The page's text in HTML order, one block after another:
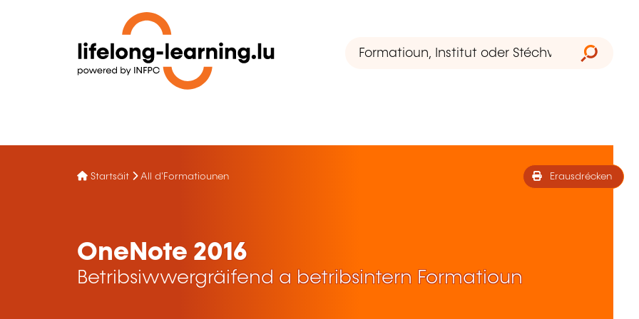
Startsäit All d'Formatiounen Erausdrécken
OneNote 2016
Betribsiwwergräifend a betribsintern Formatioun